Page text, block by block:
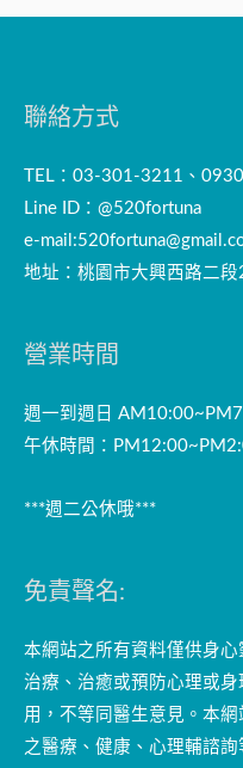
聯絡方式
TEL：03-301-3211、
Line ID：@520fortuna
e-mail:
地址：桃園市大興西路二
營業時間
週一到週日
午休時間：
***週二公休哦***
免責聲名:
本網站之所有資料僅供身
治療、治癒或預防心理或
用，不等同醫生意見。本
之醫療、健康、心理輔諮